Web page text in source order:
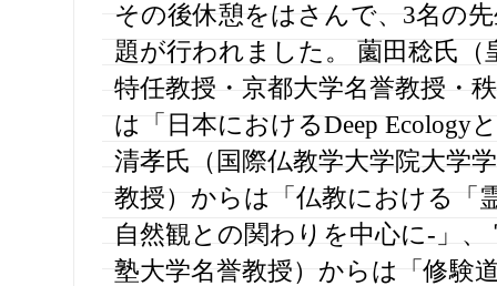
その後休憩をはさんで、3名の
題が行われました。 薗田稔氏（
特任教授・京都大学名誉教授・
は「日本におけるDeep Ecology
清孝氏（国際仏教学大学院大学
教授）からは「仏教における「
自然観との関わりを中心に-」、
塾大学名誉教授）からは「修験